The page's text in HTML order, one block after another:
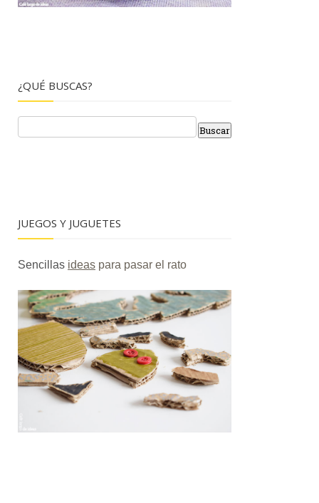
¿QUÉ BUSCAS?
JUEGOS Y JUGUETES
Sencillas ideas para pasar el rato